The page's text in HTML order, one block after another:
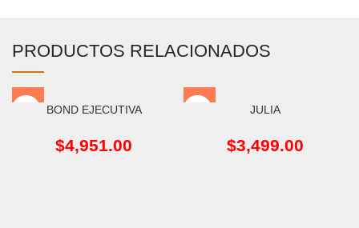
PRODUCTOS RELACIONADOS
BOND EJECUTIVA
$4,951.00
JULIA
$3,499.00